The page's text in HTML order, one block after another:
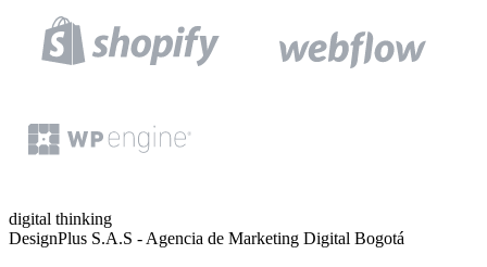
digital thinking
DesignPlus S.A.S - Agencia de Marketing Digital Bogotá